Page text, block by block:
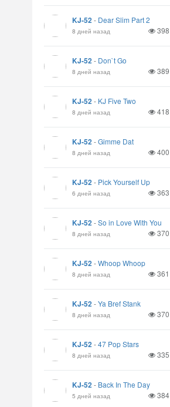
KJ-52- Dear Slim Part 2
8 дней назад 398
KJ-52- Don`t Go
8 дней назад 389
KJ-52- KJ Five Two
8 дней назад 418
KJ-52-Gimme Dat
8 дней назад 400
KJ-52- Pick Yourself Up
6 дней назад 363
KJ-52-So in Love With You
8 дней назад 370
KJ-52-Whoop Whoop
8 дней назад 361
KJ-52-Ya Bref Stank
8 дней назад 370
KJ-52-47 Pop Stars
8 дней назад 335
KJ-52- Back In The Day
5 дней назад 384